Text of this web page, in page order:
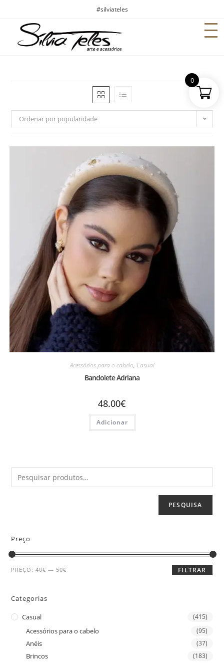
#silviateles
Ordenar por popularidade
Acessórios para o cabelo, Casual
Bandolete Adriana
48.00€
Adicionar
PESQUISA
Preço
FILTRAR
PREÇO:40€ — 50€
Categorias
Casual (415)
Acessórios para o cabelo (95)
Anéis (37)
Brincos (183)
0